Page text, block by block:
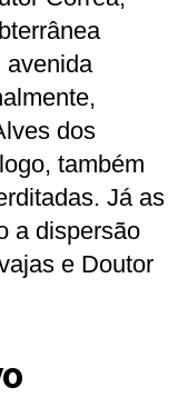
avenida
dos
também
Já as
a dispersão
e Doutor